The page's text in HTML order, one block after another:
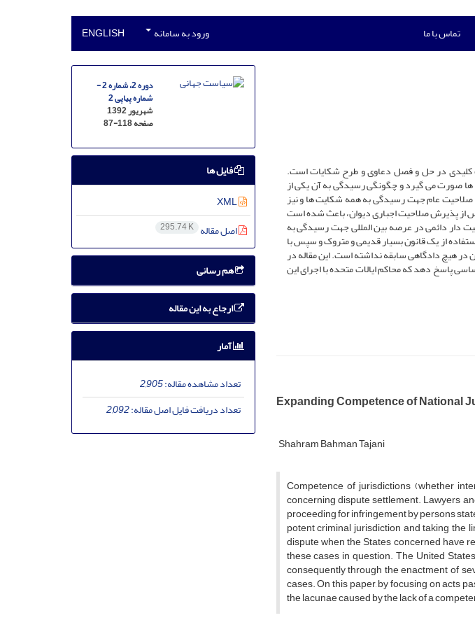
تماس با ما ورود به سامانه ENGLISH
کلیدی در حل و فصل دعاوی و طرح شکایات است.
ها صورت می گیرد و چگونگی رسیدگی به آن یکی از
صلاحیت عام جهت رسیدگی به همه شکایت ها و نیز
از پذیرش صلاحیت اجباری دیوان، باعث شده است
دار دائمی در عرصه بین المللی جهت رسیدگی به
از یک قانون بسیار قدیمی و متروک و سپس با
در هیچ دادگاهی سابقه نداشته است. این مقاله در
پاسخ دهد که محاکم ایالات متحده با اجرای این
Expanding Competence of National
Shahram Bahman Tajani
Competence of jurisdictions (whether
concerning dispute settlement. Lawyers
proceeding for infringement by persons
potent criminal jurisdiction and taking the
dispute when the States concerned have
these cases in question. The United
consequently through the enactment of
cases. On this paper, by focusing on acts
the lacunae caused by the lack of a
دوره 2، شماره 2 -
شماره پیاپی 2
شهریور 1392
صفحه87-118
فایل ها
XML
اصل مقاله 295.74 K
هم رسانی
ارجاع به این مقاله
آمار
تعداد مشاهده مقاله:2,905
تعداد دریافت فایل اصل مقاله:2,092